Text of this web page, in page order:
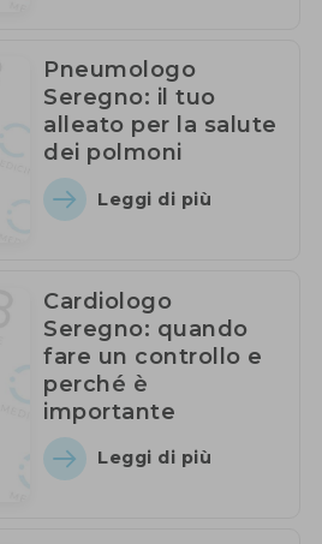
Pneumologo
Seregno: il tuo
alleato per la salute
dei polmoni
Leggi di più
Cardiologo
Seregno: quando
fare un controllo e
perché è
importante
Leggi di più